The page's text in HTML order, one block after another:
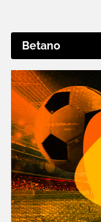
Betano